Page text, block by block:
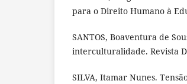
para o Direito Humano à
SANTOS, Boaventura de
interculturalidade. Revista
SILVA, Itamar Nunes.